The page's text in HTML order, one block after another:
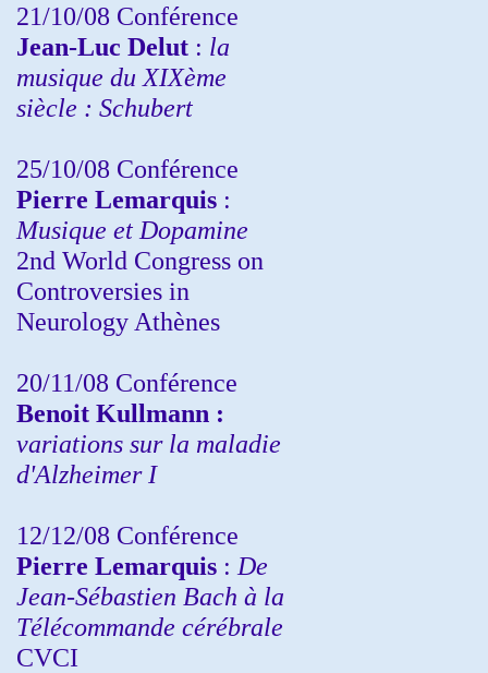
21/10/08 Conférence
Jean-Luc Delut : la
musique du XIXème
siècle : Schubert
25/10/08 Conférence
Pierre Lemarquis :
Musique et Dopamine
2nd World Congress on
Controversies in
Neurology Athènes
20/11/08 Conférence
Benoit Kullmann :
variations sur la maladie
d'Alzheimer I
12/12/08 Conférence
Pierre Lemarquis : De
Jean-Sébastien Bach à la
Télécommande cérébrale
CVCI